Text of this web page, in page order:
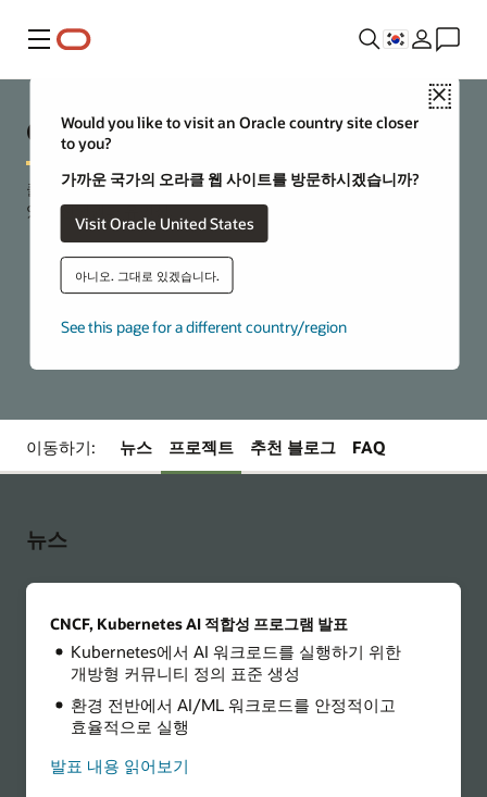
메뉴
Close
Would you like to visit an Oracle country site closer
to you?
가까운 국가의 오라클 웹 사이트를 방문하시겠습니까?
Visit Oracle United States
아니오. 그대로 있겠습니다.
See this page for a different country/region
Oracle의 오픈 소스
클라우드 기반 애플리케이션 및 서비스를 구축하고 배포할 수
있는 선택권과 유연성.
이동하기: 뉴스 프로젝트 추천 블로그 FAQ
뉴스
CNCF, Kubernetes AI 적합성 프로그램 발표
Kubernetes에서 AI 워크로드를 실행하기 위한
개방형 커뮤니티 정의 표준 생성
환경 전반에서 AI/ML 워크로드를 안정적이고
효율적으로 실행
발표 내용 읽어보기